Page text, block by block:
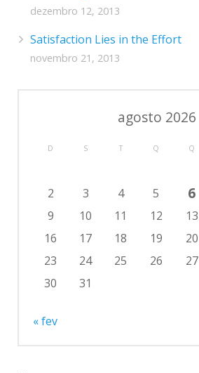
dezembro 12, 2013
Satisfaction Lies in the Effort
novembro 21, 2013
agosto 2026
D S T Q Q
2
3 4 5 6
9
10 11 12 13
16
17 18 19 20
23
24 25 26 27
30
31
« fev